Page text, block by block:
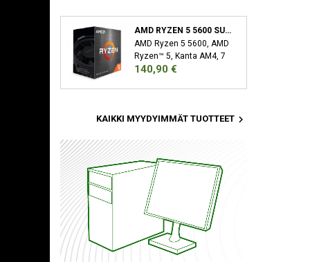
AMD RYZEN 5 5600 SUORITIN 3,5 GHZ 32 MB L3 LAATIKKO
AMD Ryzen 5 5600, AMD
Ryzen™ 5, Kanta AM4, 7
nm, AMD, 3,5 GHz, 4,4
Hinta
140,90 €
KAIKKI MYYDYIMMÄT TUOTTEET 